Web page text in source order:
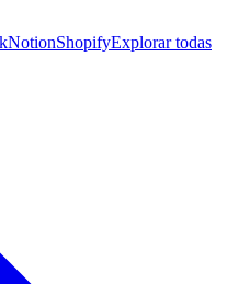
NotionShopifyExplorar todas